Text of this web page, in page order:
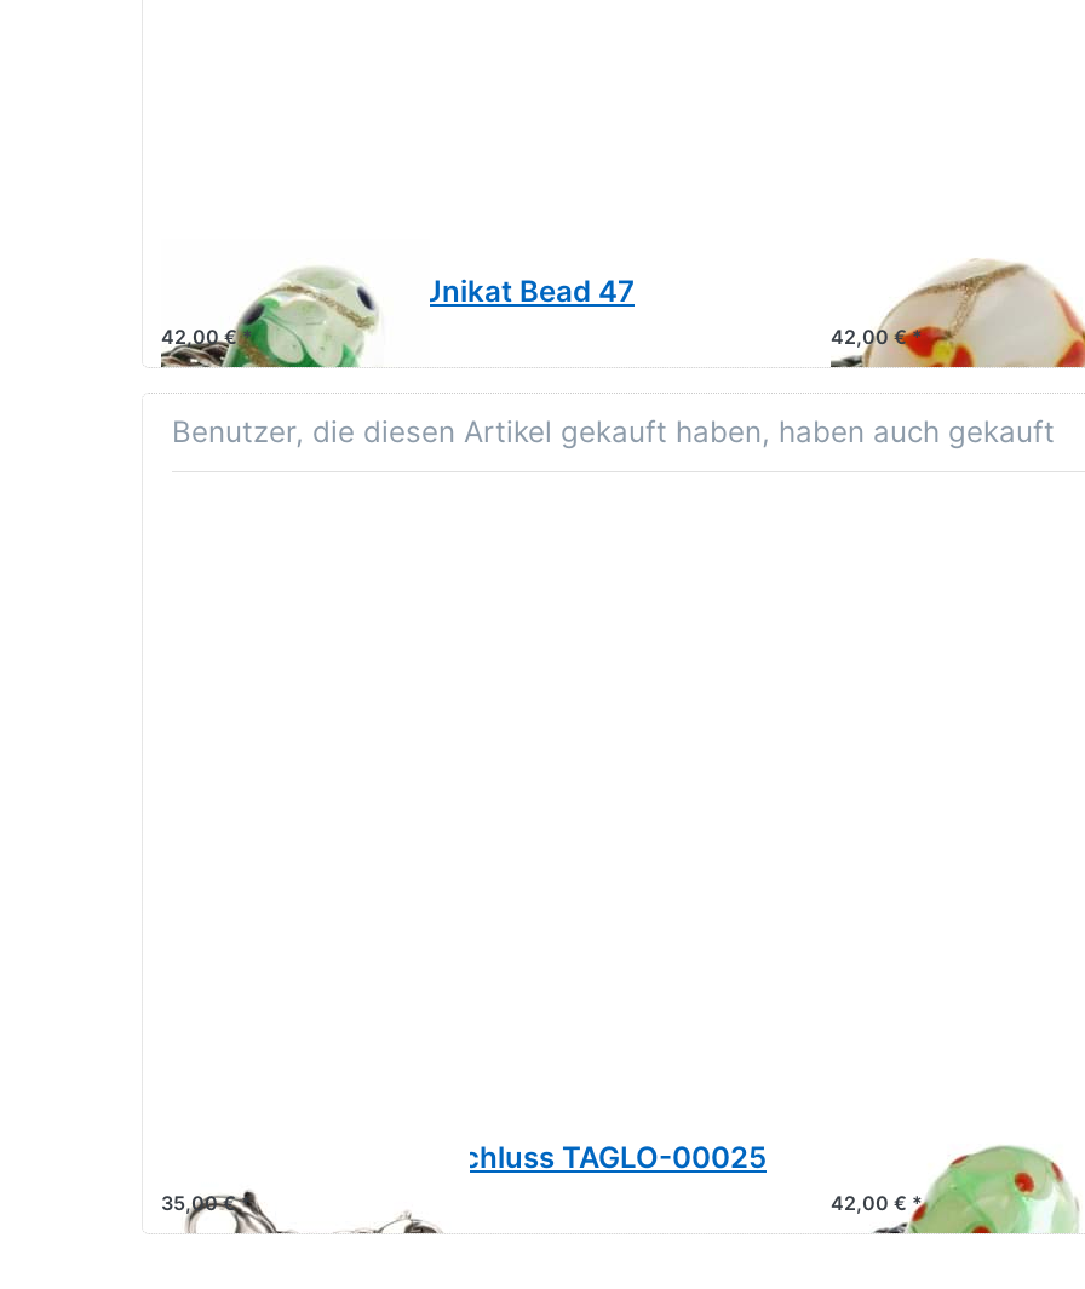
Trollbeads Jumbo Unikat Bead 47
42,00 € *
Trollbeads
42,00 € *
Benutzer, die diesen Artikel gekauft haben, haben auch gekauft
Trollbeads Basis Verschluss TAGLO-00025
35,00 € *
Trollbeads
42,00 € *